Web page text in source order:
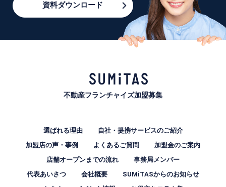
資料ダウンロード
不動産フランチャイズ加盟募集
選ばれる理由
自社・提携サービスのご紹介
加盟店の声・事例
よくあるご質問
加盟金のご案内
店舗オープンまでの流れ
事務局メンバー
代表あいさつ
会社概要
SUMiTASからのお知らせ